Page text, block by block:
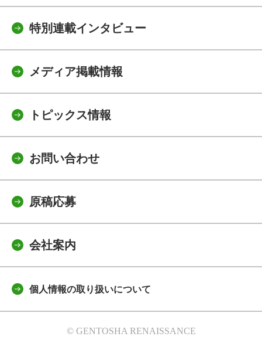
特別連載インタビュー
メディア掲載情報
トピックス情報
お問い合わせ
原稿応募
会社案内
個人情報の取り扱いについて
© GENTOSHA RENAISSANCE